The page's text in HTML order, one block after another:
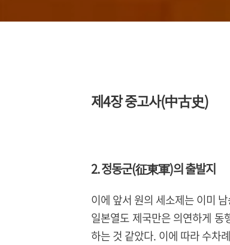
제4장 중고사(中古史)
2. 정동군(征東軍)의 출발지
이에 앞서 원의 세소제는 이미
일본열도 제국만은 의연하게
하는 것 같았다. 이에 따라 수차